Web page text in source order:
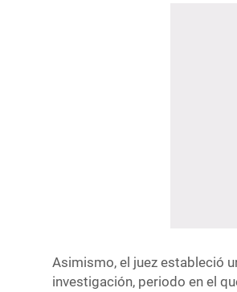
Asimismo, el juez estableció
investigación, periodo en el